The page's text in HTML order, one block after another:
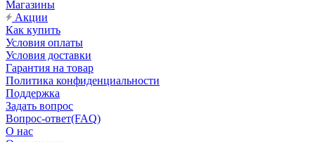
Магазины
Акции
Как купить
Условия оплаты
Условия доставки
Гарантия на товар
Политика конфиденциальности
Поддержка
Задать вопрос
Вопрос-ответ(FAQ)
О нас